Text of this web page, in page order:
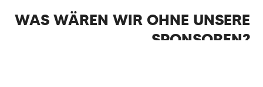
WAS WÄREN WIR OHNE UNSERE
SPONSOREN?